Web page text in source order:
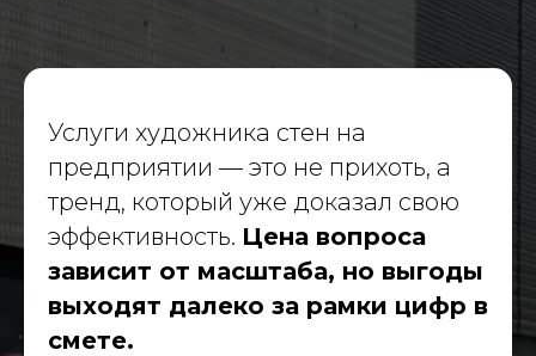
Услуги художника стен на
предприятии — это не прихоть, а
тренд, который уже доказал свою
эффективность. Цена вопроса
зависит от масштаба, но выгоды
выходят далеко за рамки цифр в
смете.
dislavart@gmail.com
© 2026 Dislav. Все права защищены